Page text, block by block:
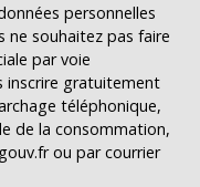
personnelles
ne souhaitez pas faire
par voie
inscrire gratuitement
téléphonique,
de la consommation,
ou par courrier